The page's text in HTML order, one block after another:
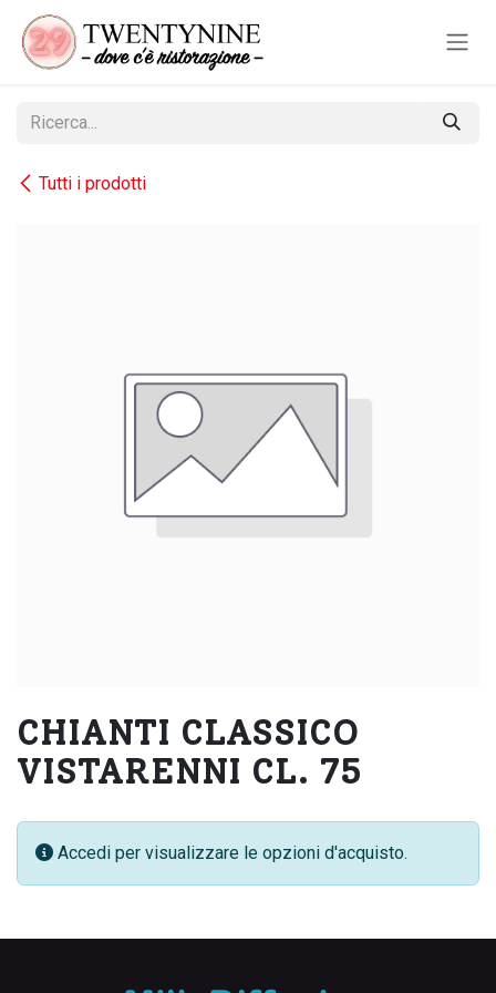
Passa al contenuto
Tutti i prodotti
CHIANTI CLASSICO
VISTARENNI CL. 75
Accedi per visualizzare le opzioni d'acquisto.